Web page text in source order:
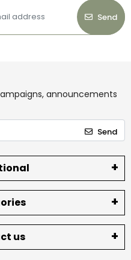
Send
announcements
Send
us